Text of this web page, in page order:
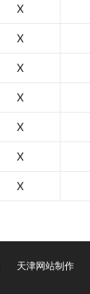
X
X
X
X
X
X
X
天津网站制作